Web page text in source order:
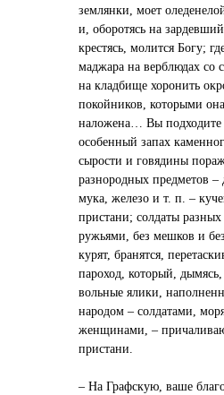
землянки, моет
и, оборотясь на
крестясь, молится Богу;
маджара на верблюдах со
на кладбище хоронить
покойников, которыми
наложена… Вы подходите
особенный запах
сырости и говядины
разнородных предметов –
мука, железо и т. п. –
пристани; солдаты
ружьями, без мешков и
курят, бранятся,
пароход, который,
вольные ялики,
народом – солдатами,
женщинами, –
пристани.
– На Графскую, ваше